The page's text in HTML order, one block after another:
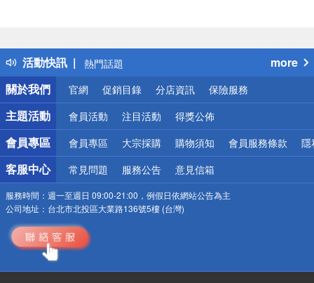
活動快訊
得獎公告
熱門話題
銀行優惠
偏遠地區配送
詐騙網頁！請小心！
more
關於我們
官網 促銷目錄 分店資訊 保險服務
主題活動 會員活動 注目活動 得獎公佈
會員專區 會員專區 大宗採購 購物須知 會員服務條款 隱
客服中心 常見問題 服務公告 意見信箱
服務時間： 週一至週日 09:00-21:00，例假日依網站公告為主
公司地址： 台北市北投區大業路136號5樓 (台灣)